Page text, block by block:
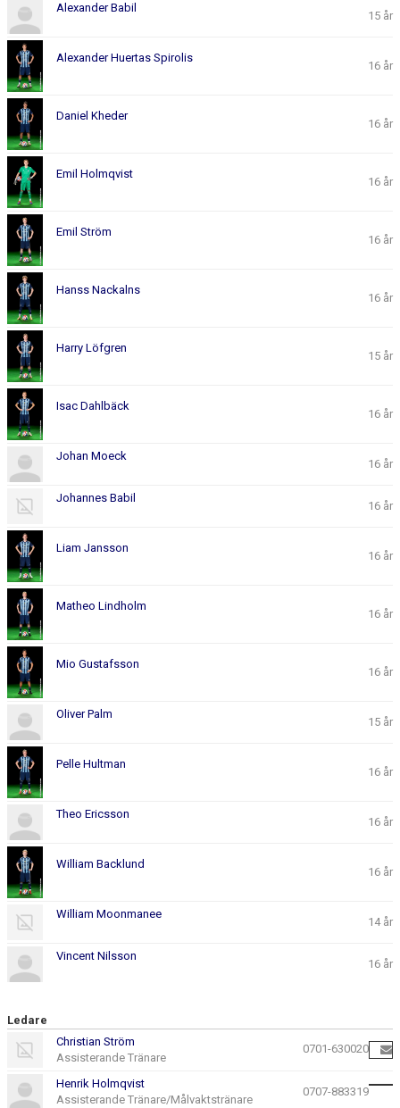
Alexander Babil
15 år
Alexander Huertas Spirolis
16 år
Daniel Kheder
16 år
Emil Holmqvist
16 år
Emil Ström
16 år
Hanss Nackalns
16 år
Harry Löfgren
15 år
Isac Dahlbäck
16 år
Johan Moeck
16 år
Johannes Babil
16 år
Liam Jansson
16 år
Matheo Lindholm
16 år
Mio Gustafsson
16 år
Oliver Palm
15 år
Pelle Hultman
16 år
Theo Ericsson
16 år
William Backlund
16 år
William Moonmanee
14 år
Vincent Nilsson
16 år
Ledare
Christian Ström
Assisterande Tränare
0701-630020
Henrik Holmqvist
Assisterande Tränare/Målvaktstränare
0707-883319